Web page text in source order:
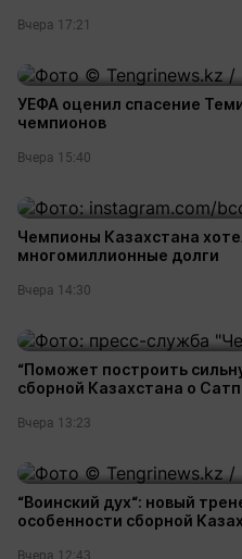
Вчера 17:21
УЕФА оценил спасение
чемпионов
Вчера 15:40
Чемпионы Казахстана
многомиллионные долги
Вчера 14:30
“Поможет построить
сборной Казахстана о
Вчера 13:23
“Воинский дух“: новый
особенности сборной
Вчера 12:43